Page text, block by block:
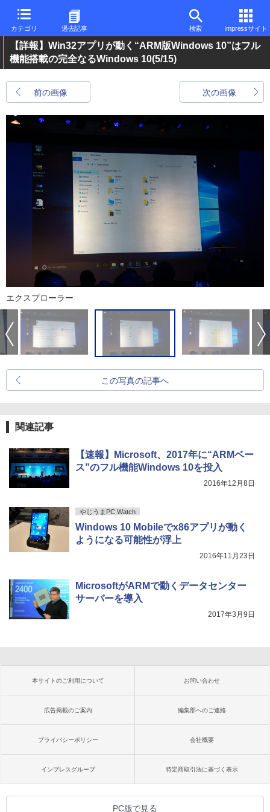
カテゴリ 過去記事 検索 Impressサイト
【詳報】Win32アプリが動く“ARM版Windows 10”はフル
機能搭載の完全なるWindows 10(5/15)
前の画像 次の画像
エクスプローラー
この写真の記事へ
関連記事
【速報】Microsoft、2017年に“ARMベー
ス”のフル機能Windows 10を投入
2016年12月8日
やじうまPC Watch
Windows 10 Mobileでx86アプリが動く
ようになる可能性が浮上
2016年11月23日
MicrosoftがARMで動くデータセンター
サーバーを導入
2017年3月9日
本サイトのご利用について お問い合わせ
広告掲載のご案内 編集部へのご連絡
プライバシーポリシー 会社概要
インプレスグループ 特定商取引法に基づく表示
PC版で見る